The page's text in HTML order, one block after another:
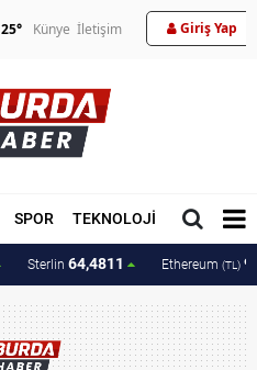
25° Künye İletişim Giriş Yap
SPOR TEKNOLOJİ MAGAZİN
Sterlin 64,4811 Ethereum (TL)